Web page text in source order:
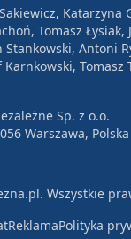
Katarzyna
Tomasz Łysiak,
Antoni
Karnkowski, Tomasz
Sp. z o.o.
Warszawa, Polska
Wszystkie
ReklamaPolityka